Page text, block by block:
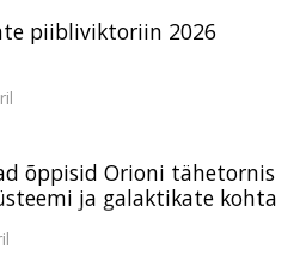
piibliviktoriin 2026
õppisid Orioni tähetornis
ja galaktikate kohta